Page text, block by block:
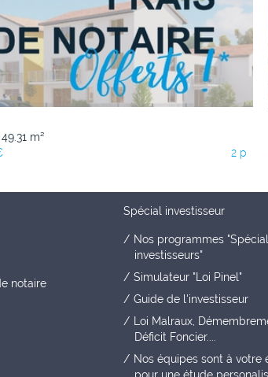
m²
2 p
notaire
Spécial investisseur
Nos programmes "Spécial
investisseurs"
Simulateur "Loi Pinel"
Guide de l'investisseur
Loi Malraux,
Déficit Foncier....
Nos équipes sont à votre